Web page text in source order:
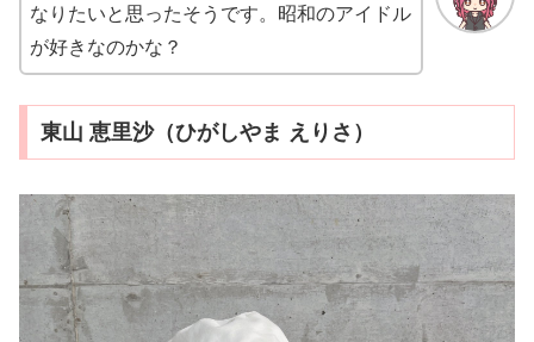
なりたいと思ったそうです。昭和のアイドル
が好きなのかな？
東山 恵里沙（ひがしやま えりさ）